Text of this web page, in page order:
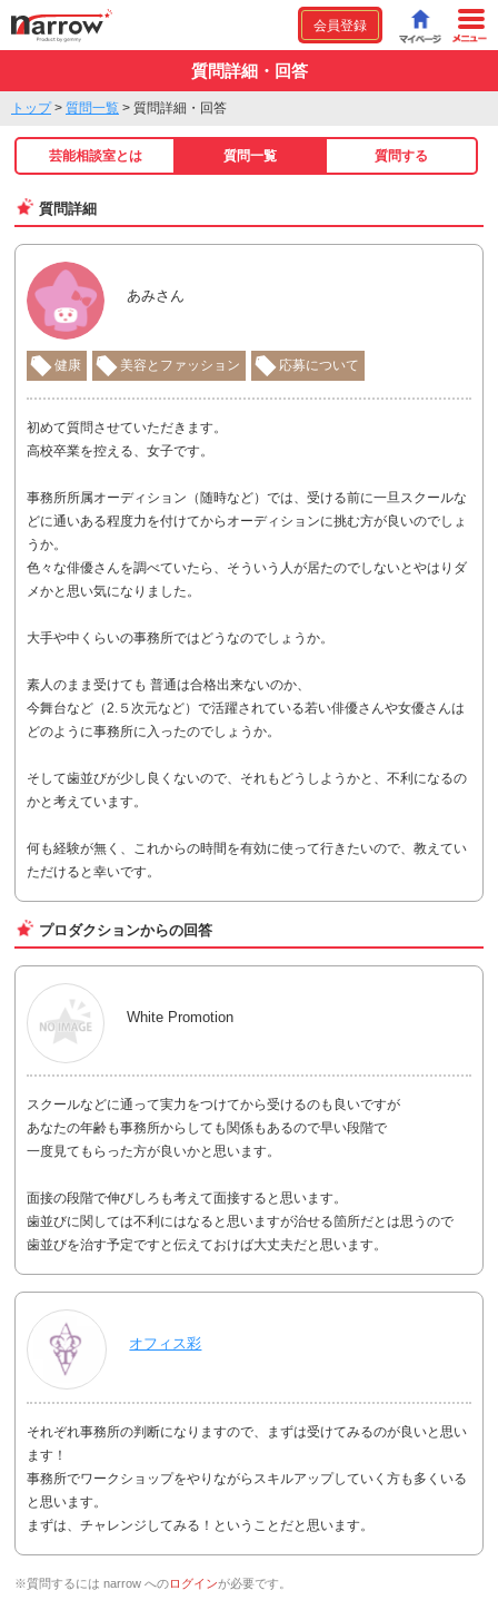
会員登録
質問詳細・回答
トップ> 質問一覧 > 質問詳細・回答
芸能相談室とは 質問一覧 質問する
質問詳細
あみさん
健康 美容とファッション 応募について
初めて質問させていただきます。
高校卒業を控える、女子です。
事務所所属オーディション（随時など）では、受ける前に一旦スクールな
どに通いある程度力を付けてからオーディションに挑む方が良いのでしょ
うか。
色々な俳優さんを調べていたら、そういう人が居たのでしないとやはりダ
メかと思い気になりました。
大手や中くらいの事務所ではどうなのでしょうか。
素人のまま受けても 普通は合格出来ないのか、
今舞台など（2.５次元など）で活躍されている若い俳優さんや女優さんは
どのように事務所に入ったのでしょうか。
そして歯並びが少し良くないので、それもどうしようかと、不利になるの
かと考えています。
何も経験が無く、これからの時間を有効に使って行きたいので、教えてい
ただけると幸いです。
プロダクションからの回答
White Promotion
スクールなどに通って実力をつけてから受けるのも良いですが
あなたの年齢も事務所からしても関係もあるので早い段階で
一度見てもらった方が良いかと思います。
面接の段階で伸びしろも考えて面接すると思います。
歯並びに関しては不利にはなると思いますが治せる箇所だとは思うので
歯並びを治す予定ですと伝えておけば大丈夫だと思います。
オフィス彩
それぞれ事務所の判断になりますので、まずは受けてみるのが良いと思い
ます！
事務所でワークショップをやりながらスキルアップしていく方も多くいる
と思います。
まずは、チャレンジしてみる！ということだと思います。
※質問するには narrow へのログインが必要です。